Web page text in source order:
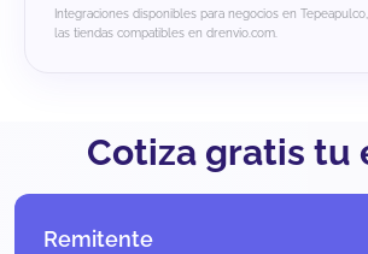
Integraciones disponibles para negocios en
las tiendas compatibles en drenvio.com.
Cotiza gratis tu
Remitente